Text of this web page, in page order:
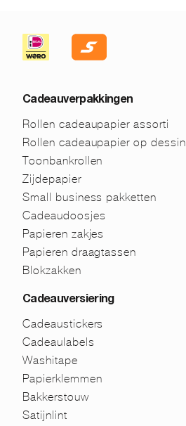
Cadeauverpakkingen
Rollen cadeaupapier assorti
Rollen cadeaupapier op dessin
Toonbankrollen
Zijdepapier
Small business pakketten
Cadeaudoosjes
Papieren zakjes
Papieren draagtassen
Blokzakken
Cadeauversiering
Cadeaustickers
Cadeaulabels
Washitape
Papierklemmen
Bakkerstouw
Satijnlint